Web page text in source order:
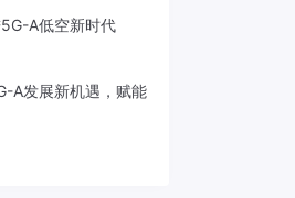
A低空新时代
A发展新机遇，赋能